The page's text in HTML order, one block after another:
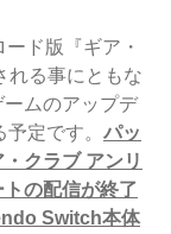
ド版『ギア・
れる事にともな
ムのアップデ
定です。 パッ
クラブ アンリ
の配信が終了
Switch本体